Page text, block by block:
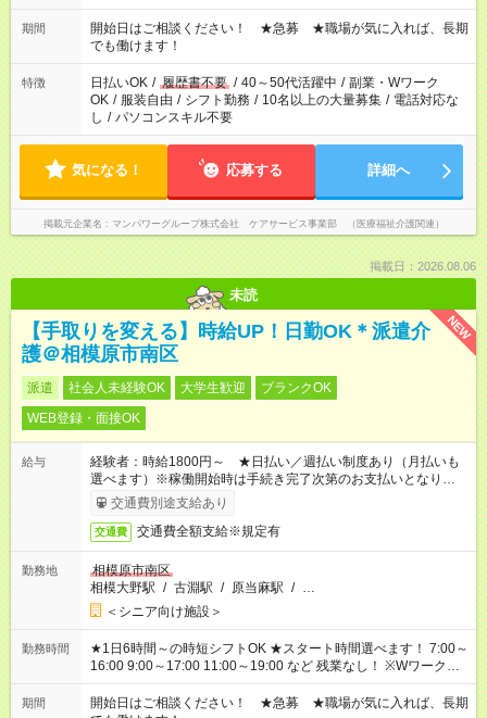
場合、他のお仕事と合わせ週40時間超の就業はご案内できませ
ん ※法令に基づき、週20時間以上勤務は社会保険への加入対象
となります ※労働者派遣法（日雇い派遣の原則禁止）により、
短時間・短期間の就業はご案内が難しい場合があります
期間
開始日はご相談ください！ ★急募 ★職場が気に入れば、長期
でも働けます！
特徴 日払いOK / 履歴書不要 / 40～50代活躍中 / 副業・Wワーク
OK / 服装自由 / シフト勤務 / 10名以上の大量募集 / 電話対応な
し / パソコンスキル不要
気になる！ 応募する 詳細へ
掲載元企業名 マンパワーグループ株式会社 ケアサービス事業部 （医療福祉介護関連）
掲載日：2026.08.06
未読
NEW
【手取りを変える】時給UP！日勤OK＊派遣介
護＠相模原市南区
派遣 社会人未経験OK 大学生歓迎
ブランクOK
WEB登録・面接OK
給与
経験者：時給1800円～ ★日払い／週払い制度あり（月払いも
選べます）※稼働開始時は手続き完了次第のお支払いとなりま
す。交通費別途支給あり
交通費 交通費全額支給※規定有
勤務地
相模原市南区
相模大野駅 / 古淵駅 / 原当麻駅 / …
＜シニア向け施設＞
勤務時間
★1日6時間～の時短シフトOK ★スタート時間選べます！ 7:00～
16:00 9:00～17:00 11:00～19:00 など 残業なし！ ※Wワークの
場合、他のお仕事と合わせ週40時間超の就業はご案内できませ
ん ※法令に基づき、週20時間以上勤務は社会保険への加入対象
期間
開始日はご相談ください！ ★急募 ★職場が気に入れば、長期